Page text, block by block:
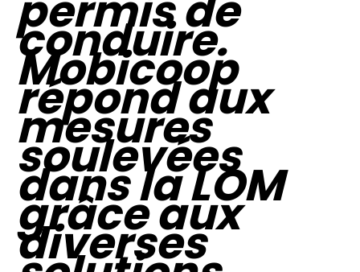
conduire.
Mobicoop
répond aux
mesures
soulevées
dans la LOM
grâce aux
diverses